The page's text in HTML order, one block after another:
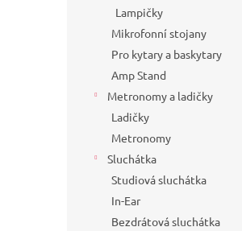
Lampičky
Mikrofonní stojany
Pro kytary a baskytary
Amp Stand
Metronomy a ladičky
Ladičky
Metronomy
Sluchátka
Studiová sluchátka
In-Ear
Bezdrátová sluchátka